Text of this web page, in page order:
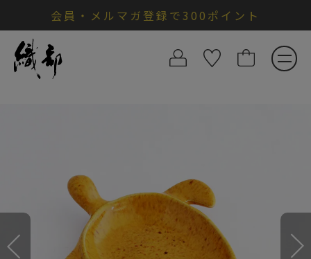
会員・メルマガ登録で300ポイント